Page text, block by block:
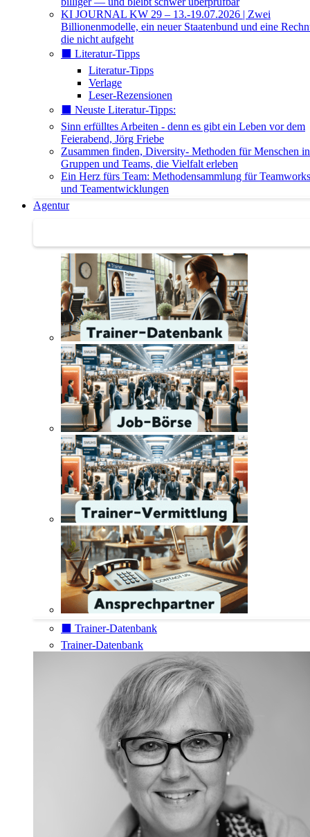
KI JOURNAL KW 29 – 13.-19.07.2026 | Zwei
Billionenmodelle, ein neuer Staatenbund und eine
die nicht aufgeht
⬛️ Literatur-Tipps
Literatur-Tipps
Verlage
Leser-Rezensionen
⬛️ Neuste Literatur-Tipps:
Sinn erfülltes Arbeiten - denn es gibt ein Leben vor dem
Feierabend, Jörg Friebe
Zusammen finden, Diversity- Methoden für Menschen in
Gruppen und Teams, die Vielfalt erleben
Ein Herz fürs Team: Methodensammlung für
und Teamentwicklungen
Agentur
⬛️ Trainer-Datenbank
Trainer-Datenbank